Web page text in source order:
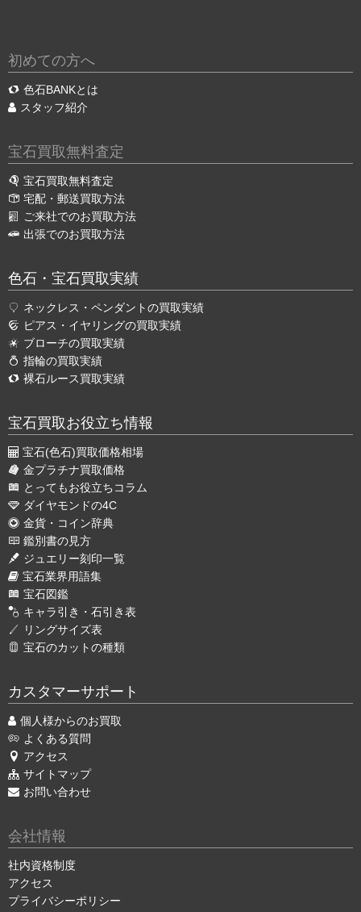
初めての方へ
色石BANKとは
スタッフ紹介
宝石買取無料査定
宝石買取無料査定
宅配・郵送買取方法
ご来社でのお買取方法
出張でのお買取方法
色石・宝石買取実績
ネックレス・ペンダントの買取実績
ピアス・イヤリングの買取実績
ブローチの買取実績
指輪の買取実績
裸石ルース買取実績
宝石買取お役立ち情報
宝石(色石)買取価格相場
金プラチナ買取価格
とってもお役立ちコラム
ダイヤモンドの4C
金貨・コイン辞典
鑑別書の見方
ジュエリー刻印一覧
宝石業界用語集
宝石図鑑
キャラ引き・石引き表
リングサイズ表
宝石のカットの種類
カスタマーサポート
個人様からのお買取
よくある質問
アクセス
サイトマップ
お問い合わせ
会社情報
社内資格制度
アクセス
プライバシーポリシー